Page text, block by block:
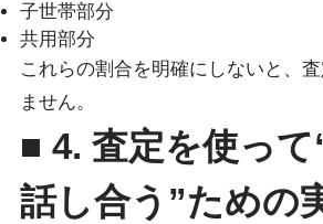
子世帯部分
共用部分
これらの割合を明確にしないと、
ません。
■ 4. 査定を使って
話し合う”ための